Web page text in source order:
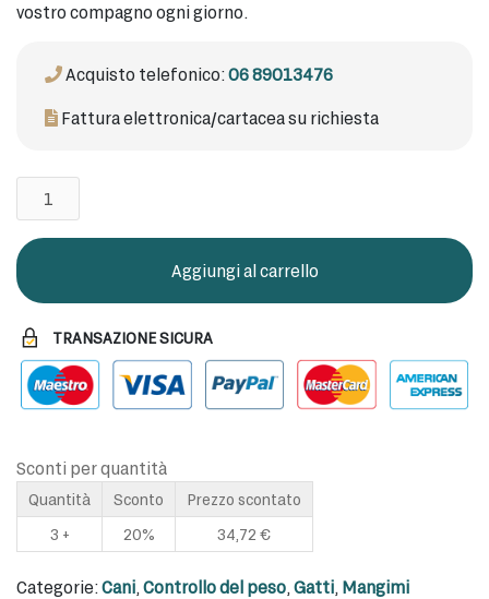
vostro compagno ogni giorno.
Acquisto telefonico:06 89013476
Fattura elettronica/cartacea su richiesta
CIELLEA
PET
RECOVERY
60
PERLE
Aggiungi al carrello
TRANSAZIONE SICURA
Sconti per quantità
Quantità Sconto
Prezzo scontato
3 +
20% 34,72 €
Categorie:Cani, Controllo del peso, Gatti, Mangimi